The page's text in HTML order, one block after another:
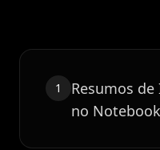
1
Resumos de
no